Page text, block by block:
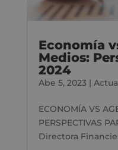
Economía
Medios:
2024
Abe 5, 2023|
ECONOMÍA VS
PERSPECTIVAS
Directora